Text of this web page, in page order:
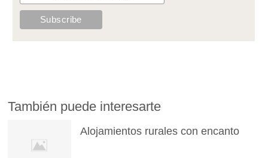
También puede interesarte
Alojamientos rurales con encanto